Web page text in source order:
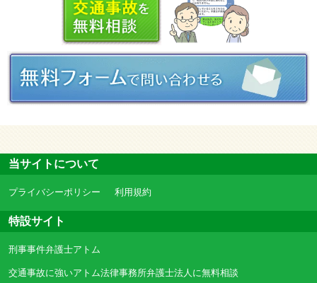
当サイトについて
プライバシーポリシー 利用規約
特設サイト
刑事事件弁護士アトム
交通事故に強いアトム法律事務所弁護士法人に無料相談